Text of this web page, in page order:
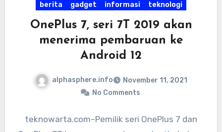
berita gadget informasi teknologi
OnePlus 7, seri 7T 2019 akan
menerima pembaruan ke
Android 12
alphasphere.info
November 11, 2021
No Comments
teknowarta.com–Pemilik seri OnePlus 7 dan